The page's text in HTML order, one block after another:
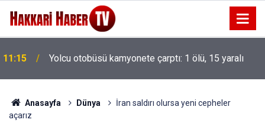
10:55 Şahinoğlu ailesinin acı günü
Anasayfa Dünya
İran saldırı olursa yeni cepheler
açarız